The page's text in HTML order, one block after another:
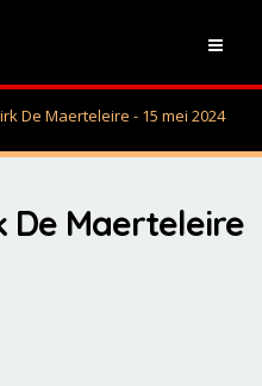
De Maerteleire - 15 mei 2024
De Maerteleire